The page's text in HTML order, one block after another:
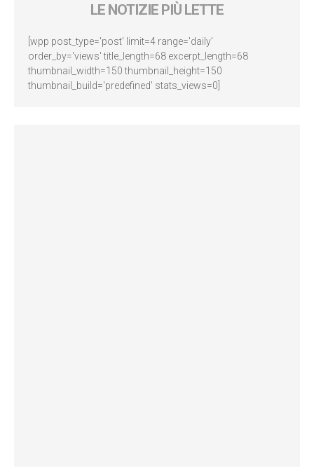
LE NOTIZIE PIÙ LETTE
[wpp post_type='post' limit=4 range='daily'
order_by='views' title_length=68 excerpt_length=68
thumbnail_width=150 thumbnail_height=150
thumbnail_build='predefined' stats_views=0]